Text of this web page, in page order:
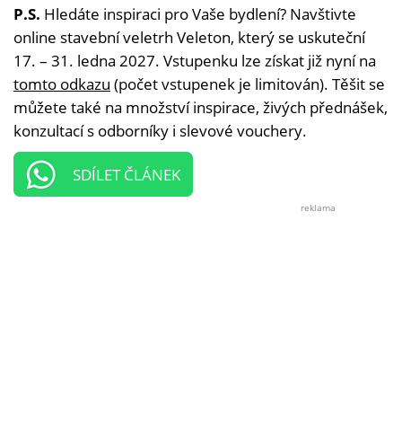
P.S. Hledáte inspiraci pro Vaše bydlení? Navštivte
online stavební veletrh Veleton, který se uskuteční
17. – 31. ledna 2027. Vstupenku lze získat již nyní na
tomto odkazu (počet vstupenek je limitován). Těšit se
můžete také na množství inspirace, živých přednášek,
konzultací s odborníky i slevové vouchery.
SDÍLET ČLÁNEK
reklama